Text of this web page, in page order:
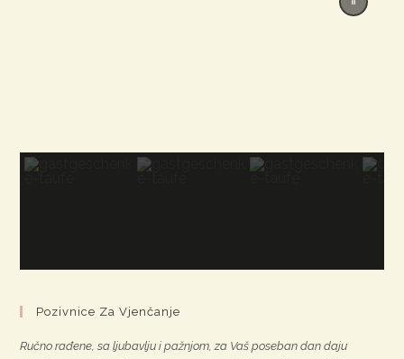
Pozivnice Za Vjenčanje
Ručno rađene, sa ljubavlju i pažnjom, za Vaš poseban dan daju